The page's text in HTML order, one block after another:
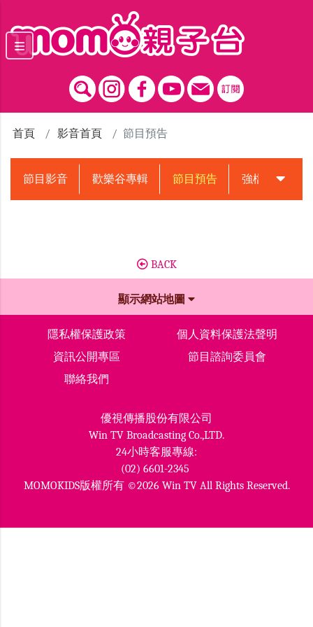
首頁 影音首頁 節目預告
節目影音 歡樂谷專輯 節目預告 強檔動畫預告
BACK
顯示網站地圖
隱私權保護政策
個人資料保護法聲明
資訊公開專區
節目諮詢委員會
聯絡我們
優視傳播股份有限公司
Win TV Broadcasting Co.,LTD.
24小時客服專線:
(02) 6601-2345
MOMOKIDS版權所有 ©2026 Win TV All Rights Reserved.